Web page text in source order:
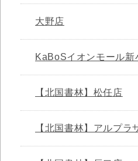
大野店
KaBoSイオンモール新
【北国書林】松任店
【北国書林】アルプラ